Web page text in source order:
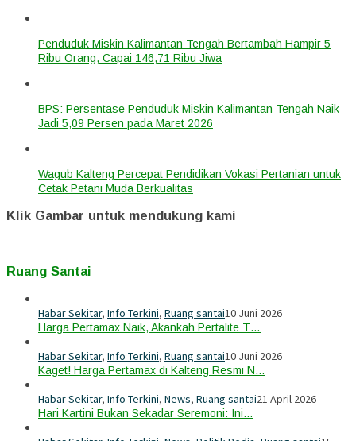
Penduduk Miskin Kalimantan Tengah Bertambah Hampir 5
Ribu Orang, Capai 146,71 Ribu Jiwa
BPS: Persentase Penduduk Miskin Kalimantan Tengah Naik
Jadi 5,09 Persen pada Maret 2026
Wagub Kalteng Percepat Pendidikan Vokasi Pertanian untuk
Cetak Petani Muda Berkualitas
Klik Gambar untuk mendukung kami
Ruang Santai
Habar Sekitar, Info Terkini, Ruang santai10 Juni 2026
Harga Pertamax Naik, Akankah Pertalite T…
Habar Sekitar, Info Terkini, Ruang santai10 Juni 2026
Kaget! Harga Pertamax di Kalteng Resmi N…
Habar Sekitar, Info Terkini, News, Ruang santai21 April 2026
Hari Kartini Bukan Sekadar Seremoni: Ini…